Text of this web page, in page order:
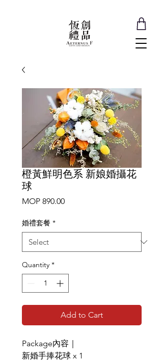
橙黃鮮明色系 新娘婚攝花
球
MOP 890.00Price
婚禮套餐 *
Quantity *
Add to Cart
Package內容｜
新婚手捧花球 x 1